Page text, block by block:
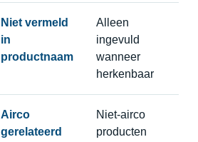
Niet vermeld
in
productnaam
Alleen
ingevuld
wanneer
herkenbaar
Airco
gerelateerd
Niet-airco
producten